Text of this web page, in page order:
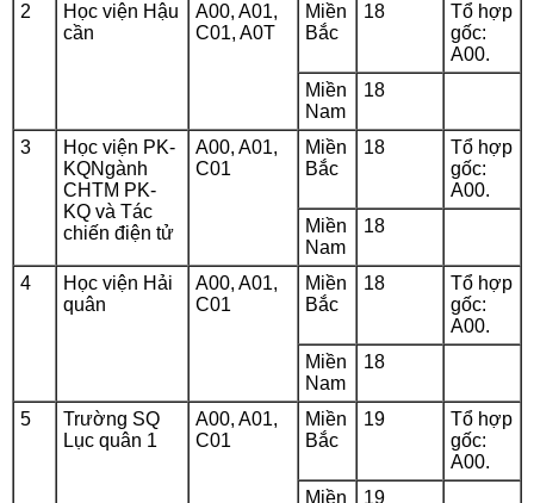
2
Học viện Hậu
cần
A00, A01,
C01, A0T
Miền
Bắc
18
Tổ hợp
gốc:
A00.
Miền
Nam
18
3
Học viện PK-
KQNgành
CHTM PK-
KQ và Tác
chiến điện tử
A00, A01,
C01
Miền
Bắc
18
Tổ hợp
gốc:
A00.
Miền
Nam
18
4
Học viện Hải
quân
A00, A01,
C01
Miền
Bắc
18
Tổ hợp
gốc:
A00.
Miền
Nam
18
5
Trường SQ
Lục quân 1
A00, A01,
C01
Miền
Bắc
19
Tổ hợp
gốc:
A00.
Miền
19